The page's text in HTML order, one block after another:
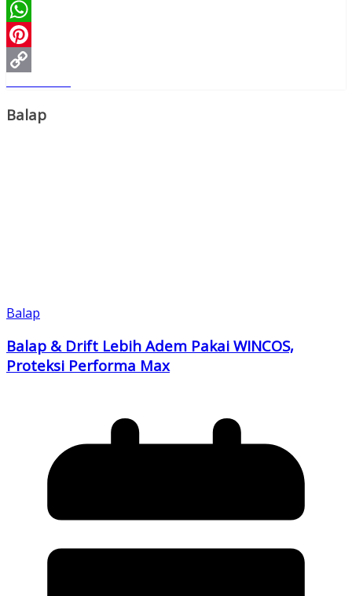
X
WhatsApp
Pinterest
Copy
Link
Balap
Balap
Balap & Drift Lebih Adem Pakai WINCOS,
Proteksi Performa Max